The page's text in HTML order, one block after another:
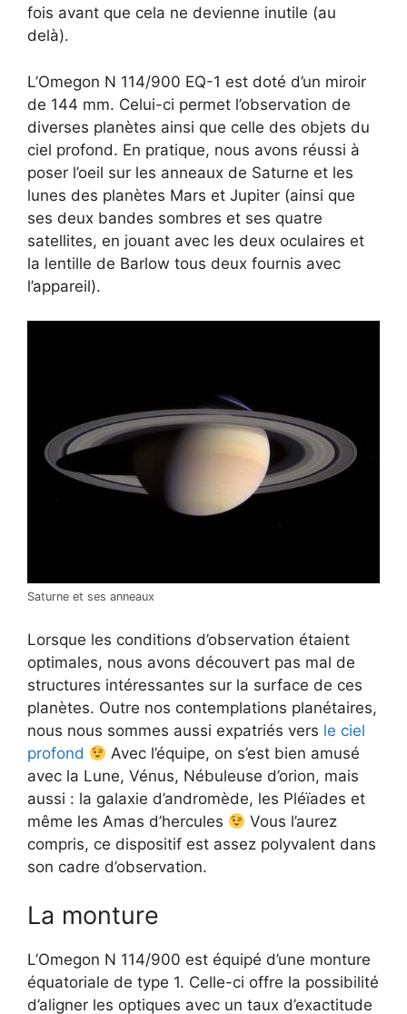
fois avant que cela ne devienne inutile (au
delà).
L’Omegon N 114/900 EQ-1 est doté d’un miroir
de 144 mm. Celui-ci permet l’observation de
diverses planètes ainsi que celle des objets du
ciel profond. En pratique, nous avons réussi à
poser l’oeil sur les anneaux de Saturne et les
lunes des planètes Mars et Jupiter (ainsi que
ses deux bandes sombres et ses quatre
satellites, en jouant avec les deux oculaires et
la lentille de Barlow tous deux fournis avec
l’appareil).
Saturne et ses anneaux
Lorsque les conditions d’observation étaient
optimales, nous avons découvert pas mal de
structures intéressantes sur la surface de ces
planètes. Outre nos contemplations planétaires,
nous nous sommes aussi expatriés vers le ciel
profond
Avec l’équipe, on s’est bien amusé
avec la Lune, Vénus, Nébuleuse d’orion, mais
aussi : la galaxie d’andromède, les Pléïades et
même les Amas d’hercules
Vous l’aurez
compris, ce dispositif est assez polyvalent dans
son cadre d’observation.
La monture
L’Omegon N 114/900 est équipé d’une monture
équatoriale de type 1. Celle-ci offre la possibilité
d’aligner les optiques avec un taux d’exactitude